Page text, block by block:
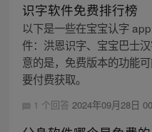
识字软件免费排行榜
以下是一些在宝宝认字
件：洪恩识字、宝宝巴士
意的是，免费版本的功能
要付费获取。
1 个回答 2024年09月28日